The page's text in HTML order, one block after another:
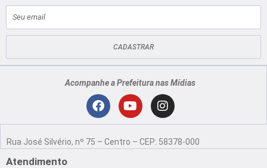
mail
CADASTRAR
Acompanhe a Prefeitura nas Mídias
F
c
Y
u
I
n
s
Rua José Silvério, nº 75 – Centro – CEP: 58378-000
Atendimento